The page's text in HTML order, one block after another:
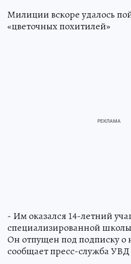
Милиции вскоре удалось
«цветочных похитилей»
- Им оказался 14-летний
специализированной
Он отпущен под подписку о
сообщает пресс-служба